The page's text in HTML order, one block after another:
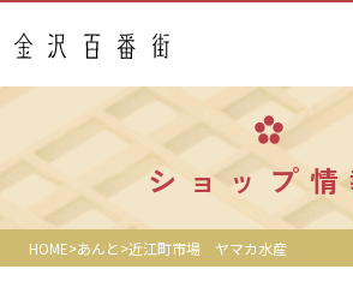
フロアガイド
あんと
Rinto
ショップ
HOME あんと 近江町市場 ヤマカ水産